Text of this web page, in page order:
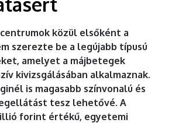
közül elsőként a
szerezte be a legújabb típusú
amelyet a májbetegek
kivizsgálásában alkalmaznak.
is magasabb színvonalú és
tesz lehetővé. A
forint értékű, egyetemi